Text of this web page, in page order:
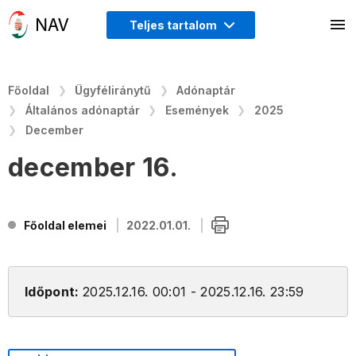
Teljes tartalom
Főoldal Ügyféliránytű
Adónaptár
Általános adónaptár
Események
2025
December
december 16.
Főoldal elemei 2022.01.01.
Időpont: 2025.12.16. 00:01 - 2025.12.16. 23:59